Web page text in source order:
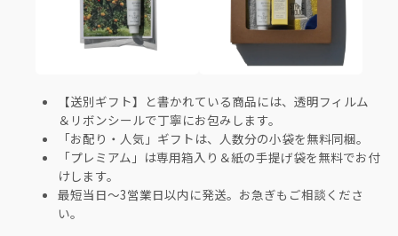
【送別ギフト】と書かれている商品には、透明フィルム
＆リボンシールで丁寧にお包みします。
「お配り・人気」ギフトは、人数分の小袋を無料同梱。
「プレミアム」は専用箱入り＆紙の手提げ袋を無料でお付
けします。
最短当日～3営業日以内に発送。お急ぎもご相談くださ
い。